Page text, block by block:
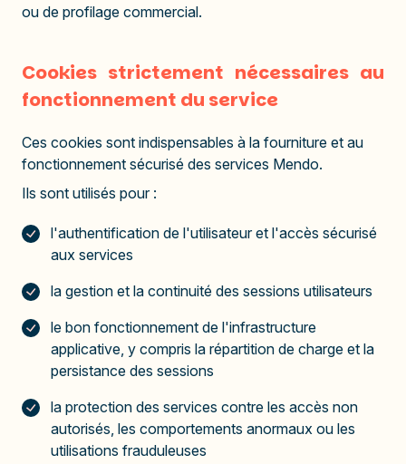
ou de profilage commercial.
Cookies strictement nécessaires au
fonctionnement du service
Ces cookies sont indispensables à la fourniture et au
fonctionnement sécurisé des services Mendo.
Ils sont utilisés pour :
l'authentification de l'utilisateur et l'accès sécurisé
aux services
la gestion et la continuité des sessions utilisateurs
le bon fonctionnement de l'infrastructure
applicative, y compris la répartition de charge et la
persistance des sessions
la protection des services contre les accès non
autorisés, les comportements anormaux ou les
utilisations frauduleuses